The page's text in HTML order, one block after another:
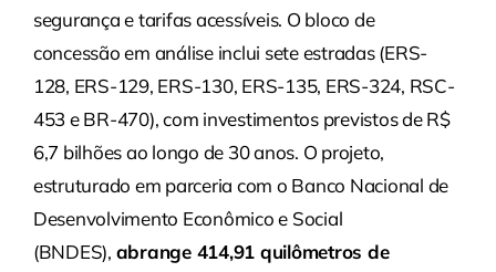
segurança e tarifas acessíveis. O bloco de
concessão em análise inclui sete estradas (ERS-
128, ERS-129, ERS-130, ERS-135, ERS-324, RSC-
453 e BR-470), com investimentos previstos de R$
6,7 bilhões ao longo de 30 anos. O projeto,
estruturado em parceria com o Banco Nacional de
Desenvolvimento Econômico e Social
(BNDES), abrange 414,91 quilômetros de